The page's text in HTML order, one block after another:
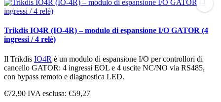
Trikdis IO4R (IO-4R) – modulo di espansione I/O GATOR (4
ingressi / 4 relè)
Il Trikdis IO4R è un modulo di espansione I/O per controllori di
cancello GATOR: 4 ingressi EOL e 4 uscite NC/NO via RS485,
con bypass remoto e diagnostica LED.
€72,90 IVA esclusa: €59,27